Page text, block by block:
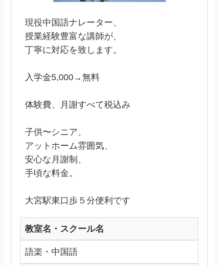
現役中国語ナレーター、
授業経験豊富な講師が、
丁寧に対応を致します。
入学金5,000→無料
体験費、月謝すべて税込み
子供〜シニア、
アットホーム雰囲気、
安心な月謝制、
手頃な料金。
大宮駅東口歩５分便利です
教室名・スクール名
語楽・中国語